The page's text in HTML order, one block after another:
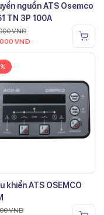
nguồn ATS Osemco
TN 3P 100A
VNĐ
VNĐ
khiển ATS OSEMCO
VNĐ